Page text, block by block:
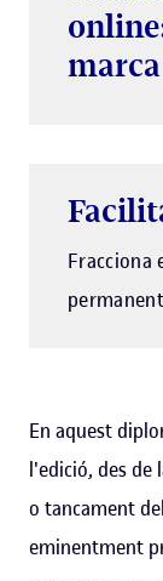
Fracciona
En aquest
l'edició, des de
o tancament
eminentment